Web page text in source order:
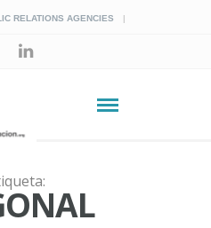
RELATIONS AGENCIES